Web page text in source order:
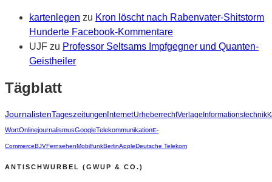
kartenlegen zu Kron löscht nach Rabenvater-Shitstorm
Hunderte Facebook-Kommentare
UJF zu Professor Seltsams Impfgegner und Quanten-
Geistheiler
Tägblatt
JournalistenTageszeitungen InternetUrheberrechtVerlage Informationstechnik
WortOnlinejournalismusGoogleTelekommunikationE-
CommerceBJVFernsehenMobilfunkBerlinAppleDeutsche Telekom
ANTISCHWURBEL (GWUP & CO.)